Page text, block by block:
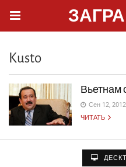
Kusto
Вьетнам
Сен 12, 2012
ЧИТАТЬ